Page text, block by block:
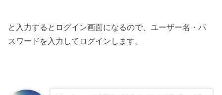
と入力するとログイン画面になるので、ユーザー名・パ
スワードを入力してログインします。